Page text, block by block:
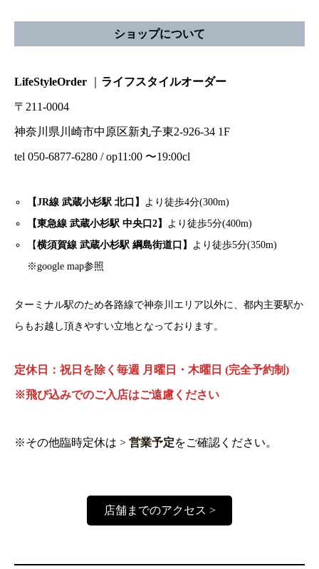
ショップについて
LifeStyleOrder ライフスタイルオーダー
〒211-0004
神奈川県川崎市中原区新丸子東2-926-34 1F
tel 050-6877-6280 / op11:00 〜19:00cl
【JR線 武蔵小杉駅 北口】 より徒歩4分(300m)
【東急線 武蔵小杉駅 中央口2】 より徒歩5分(400m)
【横須賀線 武蔵小杉駅 綱島街道口】 より徒歩5分(350m)
※google map参照
ターミナル駅のため各路線で神奈川エリア以外に、都内主要駅か
らもお越し頂きやすい立地となっております。
定休日：祝日を除く毎週 月曜日・木曜日 (完全予約制)
※飛び込みでのご入店はご遠慮ください
※その他臨時定休は > 営業予定をご確認ください。
店舗までのアクセス >